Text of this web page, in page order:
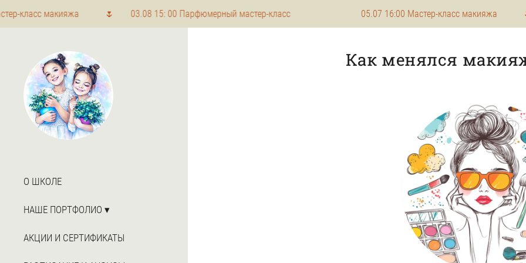
О ШКОЛЕ
НАШЕ ПОРТФОЛИО
АКЦИИ И СЕРТИФИКАТЫ
Как менялся
макияжа 🌷 03.08 15: 00 Парфюмерный мастер-класс 05.07 16:00 Мастер-класс макияжа 🌷 03.08